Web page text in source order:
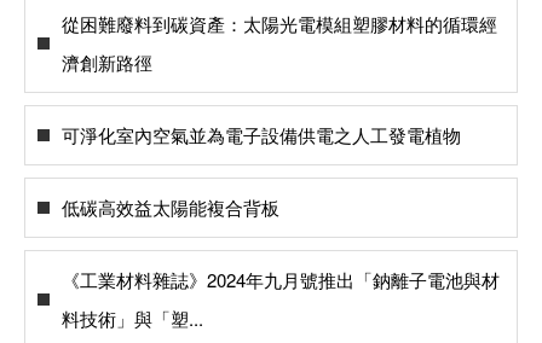
從困難廢料到碳資產：太陽光電模組塑膠材料的循環經
濟創新路徑
可淨化室內空氣並為電子設備供電之人工發電植物
低碳高效益太陽能複合背板
《工業材料雜誌》2024年九月號推出「鈉離子電池與材
料技術」與「塑...